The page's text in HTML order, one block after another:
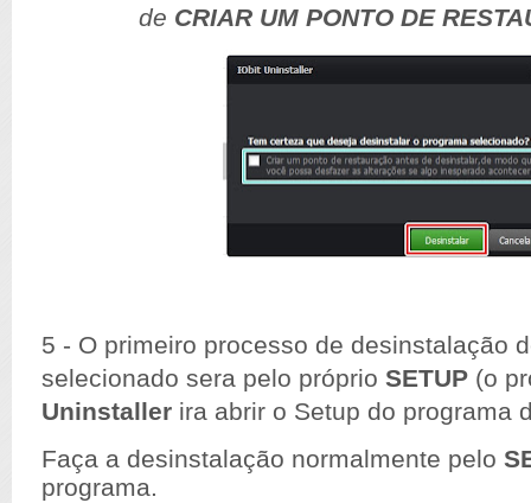
de CRIAR UM PONTO DE
5 - O primeiro processo de desinstalação
selecionado sera pelo próprio SETUP (o
Uninstaller ira abrir o Setup do programa
Faça a desinstalação normalmente pelo
programa.